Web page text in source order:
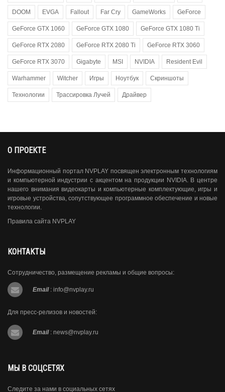
DOOM EVGA Fallout Far Cry GameWorks GeForce
GeForce GTX 1060 GeForce GTX 1080 GeForce GTX 1080 Ti
GeForce RTX 2080 GeForce RTX 2080 Ti GeForce RTX 3060
GeForce RTX 3070 Gigabyte MSI NVIDIA Resident Evil
Warhammer Witcher Игры Ноутбук Скриншоты
Технологии Трассировка Лучей Драйвер
О ПРОЕКТЕ
Информационный портал NVPLAY посвящен электронным технологиям
и компьютерной индустрии с акцентом на продукции NVIDIA. В центре
нашего внимания видеокарты и компьютерные комплектующие, игры и
игровые устройства, сопутствующее программное обеспечение и новые
технологии.
Правила сайта NVPLAY
КОНТАКТЫ
Сотрудничество, размещение рекламы и общие вопросы:
Email : info@nvplay.ru
Для пресс-релизов и новостей:
Email : news@nvplay.ru
МЫ В СОЦСЕТЯХ
Следите за нами в социальных сетях